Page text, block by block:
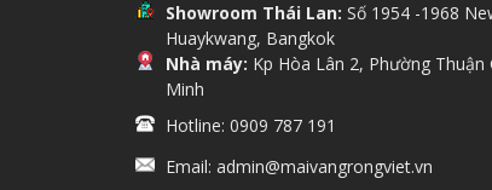
Showroom Thái Lan: Số 1954 -1968
Huaykwang, Bangkok
Nhà máy: Kp Hòa Lân 2, Phường Thuận
Minh
Hotline: 0909 787 191
Email: admin@maivangrongviet.vn